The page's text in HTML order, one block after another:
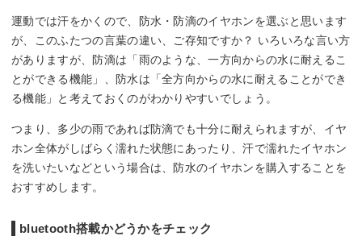
運動では汗をかくので、防水・防滴のイヤホンを選ぶと思います
が、このふたつの言葉の違い、ご存知ですか？ いろいろな言い方
がありますが、防滴は「雨のような、一方向からの水に耐えるこ
とができる機能」、防水は「全方向からの水に耐えることができ
る機能」と考えておくのがわかりやすいでしょう。
つまり、多少の雨であれば防滴でも十分に耐えられますが、イヤ
ホン全体がしばらく濡れた状態にあったり、汗で濡れたイヤホン
を洗いたいなどという場合は、防水のイヤホンを購入することを
おすすめします。
bluetooth搭載かどうかをチェック